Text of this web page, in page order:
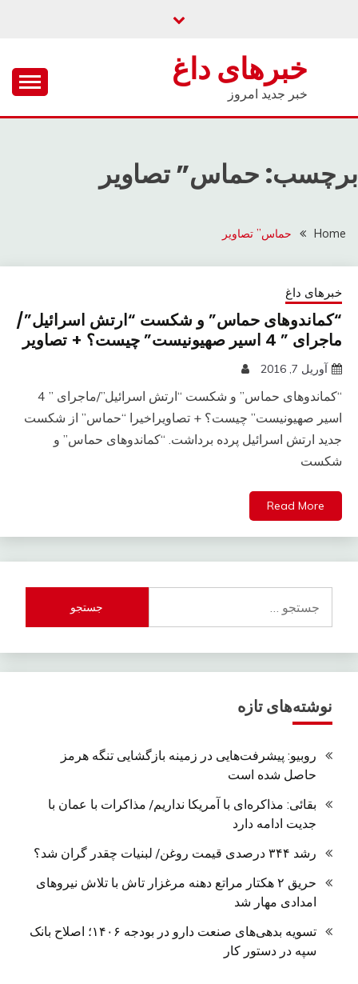
خبرهای داغ
خبر جدید امروز
برچسب: حماس” تصاویر
Home حماس” تصاویر
خبرهای داغ
“کماندوهای حماس” و شکست “ارتش اسرائیل”/
ماجرای ” 4 اسیر صهیونیست” چیست؟ + تصاویر
آوریل 7, 2016
“کماندوهای حماس” و شکست “ارتش اسرائیل”/ماجرای ” 4
اسیر صهیونیست” چیست؟ + تصاویراخیرا “حماس” از شکست
جدید ارتش اسرائیل پرده برداشت. “کماندوهای حماس” و
شکست
Read More
برای:
نوشته‌های تازه
روبیو: پیشرفت‌هایی در زمینه بازگشایی تنگه هرمز
حاصل شده است
بقائی: مذاکره‌ای با آمریکا نداریم/ مذاکرات با عمان با
جدیت ادامه دارد
رشد ۳۴۴ درصدی قیمت روغن/ لبنیات چقدر گران شد؟
حریق ۲ هکتار مراتع دهنه مرغزار تاش با تلاش نیروهای
امدادی مهار شد
تسویه بدهی‌های صنعت دارو در بودجه ۱۴۰۶؛ اصلاح بانک
سپه در دستور کار